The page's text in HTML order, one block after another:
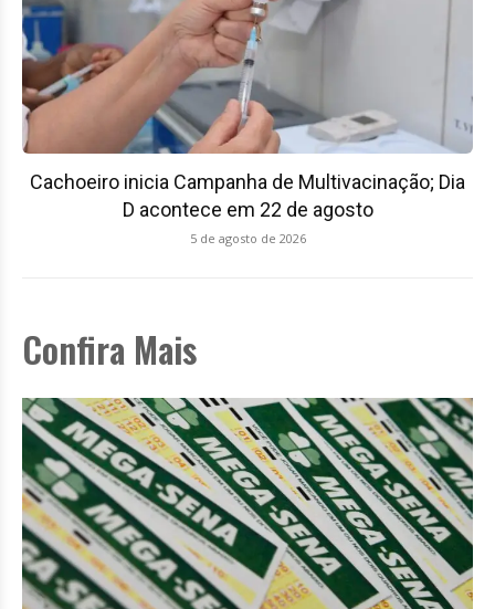
Cachoeiro inicia Campanha de Multivacinação; Dia
D acontece em 22 de agosto
5 de agosto de 2026
Confira Mais